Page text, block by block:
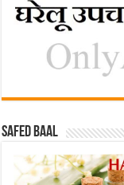
Safed baal